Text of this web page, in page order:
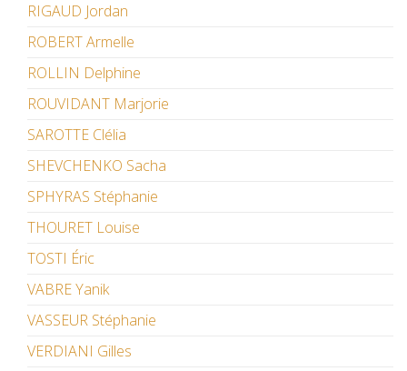
RIGAUD Jordan
ROBERT Armelle
ROLLIN Delphine
ROUVIDANT Marjorie
SAROTTE Clélia
SHEVCHENKO Sacha
SPHYRAS Stéphanie
THOURET Louise
TOSTI Éric
VABRE Yanik
VASSEUR Stéphanie
VERDIANI Gilles